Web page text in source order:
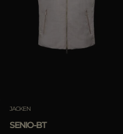
JACKEN
SENIO-BT